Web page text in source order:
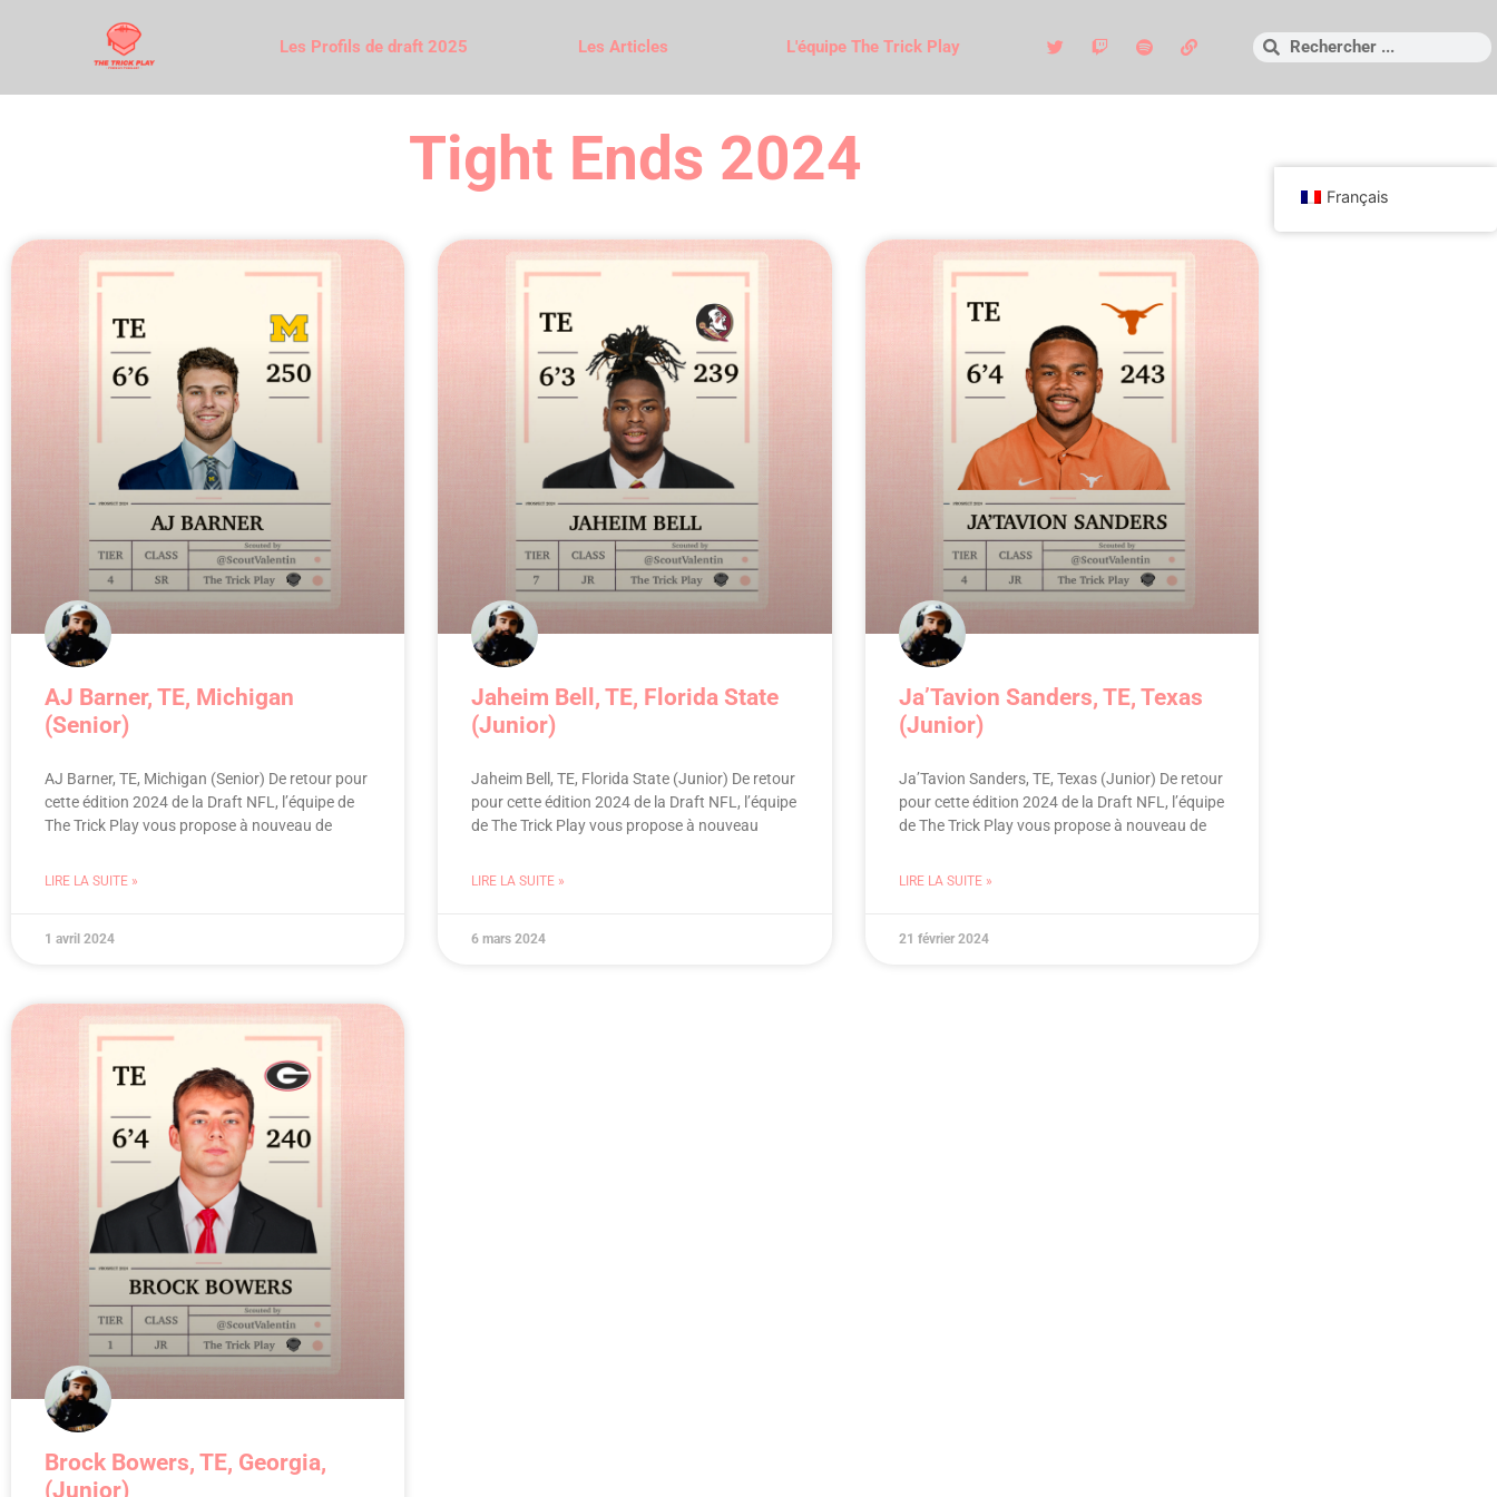
Les Profils de draft 2025 Les Articles L'équipe The Trick Play
Tight Ends 2024
AJ Barner, TE, Michigan
(Senior)
AJ Barner, TE, Michigan (Senior) De retour pour
cette édition 2024 de la Draft NFL, l’équipe de
The Trick Play vous propose à nouveau de
LIRE LA SUITE »
1 avril 2024
Jaheim Bell, TE, Florida State
(Junior)
Jaheim Bell, TE, Florida State (Junior) De retour
pour cette édition 2024 de la Draft NFL, l’équipe
de The Trick Play vous propose à nouveau
LIRE LA SUITE »
6 mars 2024
Ja’Tavion Sanders, TE, Texas
(Junior)
Ja’Tavion Sanders, TE, Texas (Junior) De retour
pour cette édition 2024 de la Draft NFL, l’équipe
de The Trick Play vous propose à nouveau de
LIRE LA SUITE »
21 février 2024
Brock Bowers, TE, Georgia,
(Junior)
Français